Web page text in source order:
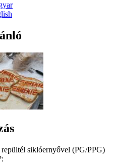
siklóernyővel (PG/PPG)